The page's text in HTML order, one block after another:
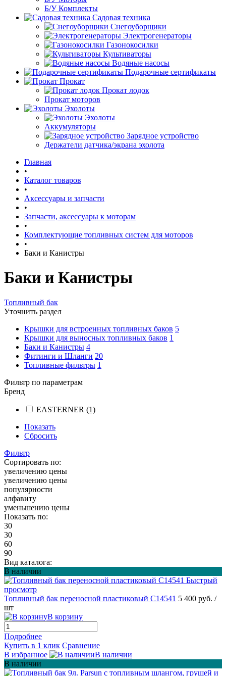
Б/У Комплекты
Садовая техника
Снегоуборщики
Электрогенераторы
Газонокосилки
Культиваторы
Водяные насосы
Подарочные сертификаты
Прокат
Прокат лодок
Прокат моторов
Эхолоты
Эхолоты
Аккумуляторы
Зарядное устройство
Держатели датчика/экрана эхолота
Главная
•
Каталог товаров
•
Аксессуары и запчасти
•
Запчасти, аксессуары к моторам
•
Комплектующие топливных систем для моторов
•
Баки и Канистры
Баки и Канистры
Топливный бак
Уточнить раздел
Крышки для встроенных топливных баков 5
Крышки для выносных топливных баков 1
Баки и Канистры 4
Фитинги и Шланги 20
Топливные фильтры 1
Фильтр по параметрам
Бренд
EASTERNER (1)
Показать
Сбросить
Фильтр
Сортировать по:
увеличению цены
увеличению цены
популярности
алфавиту
уменьшению цены
Показать по:
30
30
60
90
Вид каталога:
В наличии
Быстрый
просмотр
Топливный бак переносной пластиковый C14541 5 400 руб. /
шт
В корзину
Подробнее
Купить в 1 клик Сравнение
В избранное
В наличии
В наличии